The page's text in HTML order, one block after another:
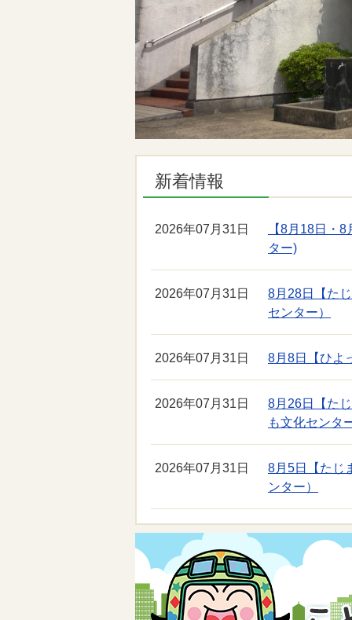
新着情報
2026年07月31日
【8月18日・
ター)
2026年07月31日
8月28日【た
センター）
2026年07月31日 8月8日【ひよ
2026年07月31日
8月26日【た
も文化センタ
2026年07月31日
8月5日【たじ
ンター）